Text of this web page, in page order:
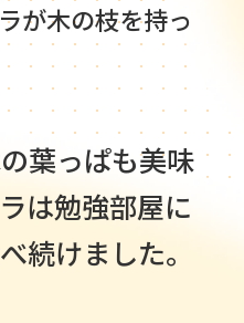
が木の枝を持っ
葉っぱも美味
は勉強部屋に
続けました。